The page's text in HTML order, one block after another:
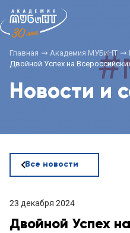
Главная Академия МУБиНТ
Двойной Успех на
Новости и
Все новости
23 декабря 2024
Двойной Успех